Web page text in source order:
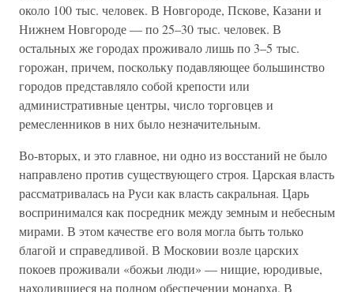
около 100 тыс. человек. В Новгороде, Пскове, Казани и
Нижнем Новгороде — по 25–30 тыс. человек. В
остальных же городах проживало лишь по 3–5 тыс.
горожан, причем, поскольку подавляющее большинство
городов представляло собой крепости или
административные центры, число торговцев и
ремесленников в них было незначительным.
Во-вторых, и это главное, ни одно из восстаний не было
направлено против существующего строя. Царская власть
рассматривалась на Руси как власть сакральная. Царь
воспринимался как посредник между земным и небесным
мирами. В этом качестве его воля могла быть только
благой и справедливой. В Московии возле царских
покоев проживали «божьи люди» — нищие, юродивые,
находившиеся на полном обеспечении монарха. В